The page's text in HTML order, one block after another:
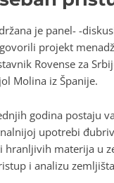
je panel- -
projekt
Rovense za
Molina iz Španije.
godina postaju
upotrebi
materija u
i analizu